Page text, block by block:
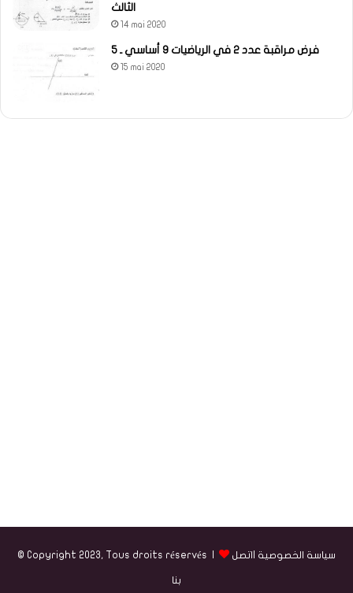
الثالث
14 mai 2020
فرض مراقبة عدد 2 في الرياضيات 9 أساسي ـ 5
15 mai 2020
© Copyright 2023, Tous droits réservés | سياسة الخصوصية اتصل
بنا